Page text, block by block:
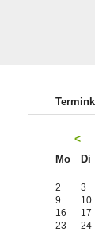
<
Mo
Di
2
3
9
10
16
17
23
24